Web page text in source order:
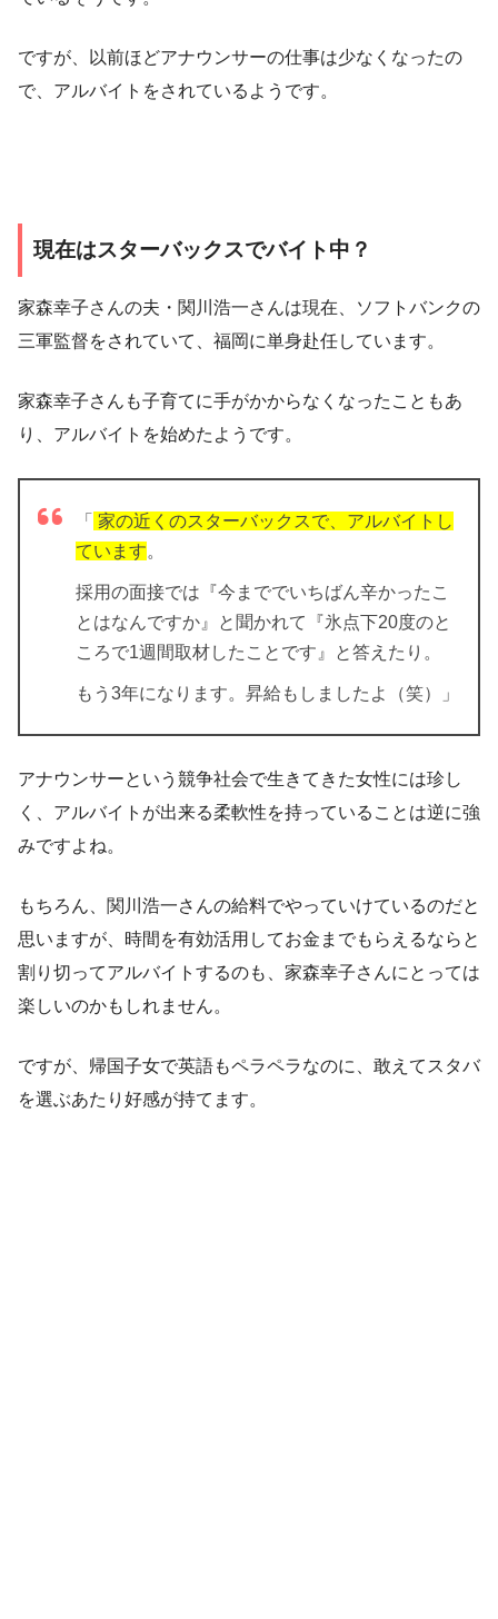
ですが、以前ほどアナウンサーの仕事は少なくなったの
で、アルバイトをされているようです。
現在はスターバックスでバイト中？
家森幸子さんの夫・関川浩一さんは現在、ソフトバンクの
三軍監督をされていて、福岡に単身赴任しています。
家森幸子さんも子育てに手がかからなくなったこともあ
り、アルバイトを始めたようです。
「
家の近くのスターバックスで、アルバイトし
ています。
採用の面接では『今まででいちばん辛かったこ
とはなんですか』と聞かれて『氷点下20度のと
ころで1週間取材したことです』と答えたり。
もう3年になります。昇給もしましたよ（笑）」
アナウンサーという競争社会で生きてきた女性には珍し
く、アルバイトが出来る柔軟性を持っていることは逆に強
みですよね。
もちろん、関川浩一さんの給料でやっていけているのだと
思いますが、時間を有効活用してお金までもらえるならと
割り切ってアルバイトするのも、家森幸子さんにとっては
楽しいのかもしれません。
ですが、帰国子女で英語もペラペラなのに、敢えてスタバ
を選ぶあたり好感が持てます。